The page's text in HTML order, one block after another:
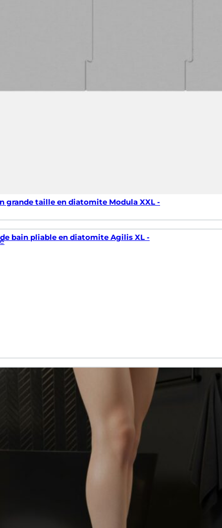
grande taille en diatomite Modula XXL -
bain pliable en diatomite Agilis XL -
en diatomite Terra XL -